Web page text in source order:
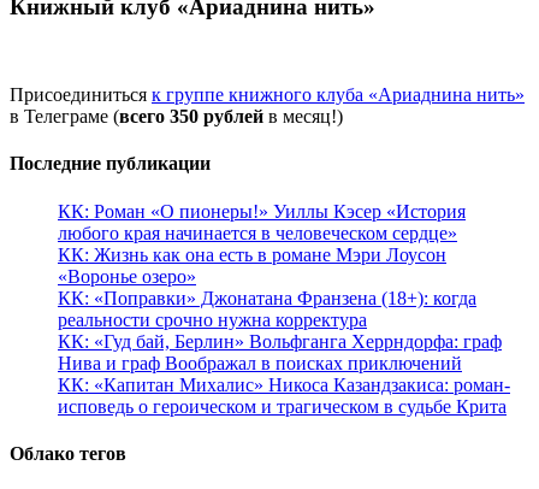
Книжный клуб «Ариаднина нить»
Присоединиться к группе книжного клуба «Ариаднина нить»
в Телеграме (всего 350 рублей в месяц!)
Последние публикации
КК: Роман «О пионеры!» Уиллы Кэсер «История
любого края начинается в человеческом сердце»
КК: Жизнь как она есть в романе Мэри Лоусон
«Воронье озеро»
КК: «Поправки» Джонатана Франзена (18+): когда
реальности срочно нужна корректура
КК: «Гуд бай, Берлин» Вольфганга Херрндорфа: граф
Нива и граф Воображал в поисках приключений
КК: «Капитан Михалис» Никоса Казандзакиса: роман-
исповедь о героическом и трагическом в судьбе Крита
Облако тегов